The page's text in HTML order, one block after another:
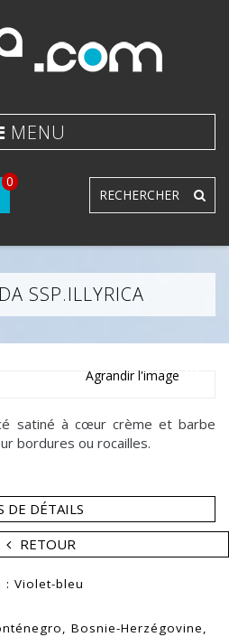
0
SSP.ILLYRICA
Agrandir l'image
satiné à cœur crème et barbe
bordures ou rocailles.
DE DÉTAILS
RETOUR
Violet-bleu
Bosnie-Herzégovine,